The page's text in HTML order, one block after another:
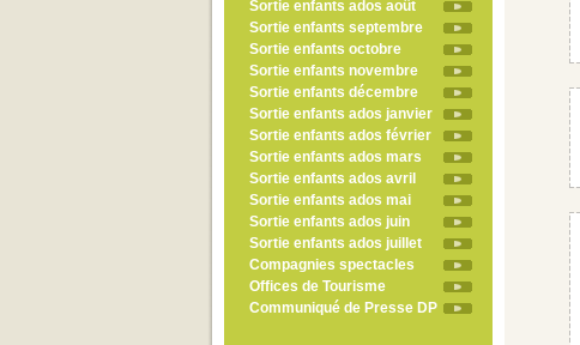
Sortie enfants ados août
Sortie enfants septembre
Sortie enfants octobre
Sortie enfants novembre
Sortie enfants décembre
Sortie enfants ados janvier
Sortie enfants ados février
Sortie enfants ados mars
Sortie enfants ados avril
Sortie enfants ados mai
Sortie enfants ados juin
Sortie enfants ados juillet
Compagnies spectacles
Offices de Tourisme
Communiqué de Presse DP